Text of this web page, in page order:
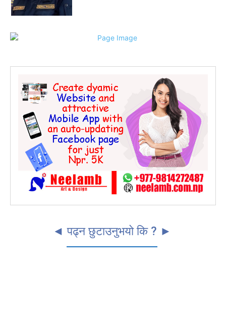
सुदूरपश्चिम
◄ पढ्न छुटाउनुभयो कि ? ►